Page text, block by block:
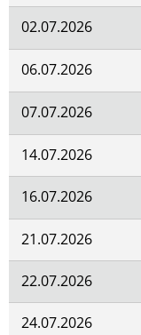
02.07.2026
06.07.2026
07.07.2026
14.07.2026
16.07.2026
21.07.2026
22.07.2026
24.07.2026